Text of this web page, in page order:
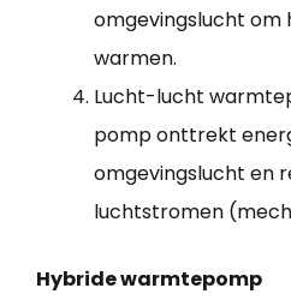
omgevingslucht
warmen.
Lucht-lucht
pomp onttrekt
omgevingslucht en
luchtstromen
Hybride warmtepomp